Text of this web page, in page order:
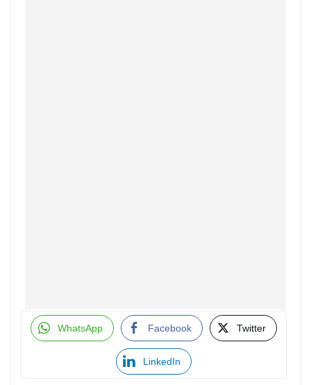
WhatsApp Facebook Twitter
LinkedIn